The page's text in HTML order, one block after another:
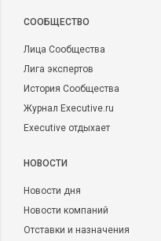
CООБЩЕСТВО
Лица Сообщества
Лига экспертов
История Сообщества
Журнал Executive.ru
Executive отдыхает
НОВОСТИ
Новости дня
Новости компаний
Отставки и назначения